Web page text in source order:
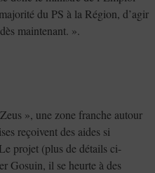
du PS à la Région, d’agir
maintenant. ».
», une zone franche autour
reçoivent des aides si
projet (plus de détails ci-
Gosuin, il se heurte à des